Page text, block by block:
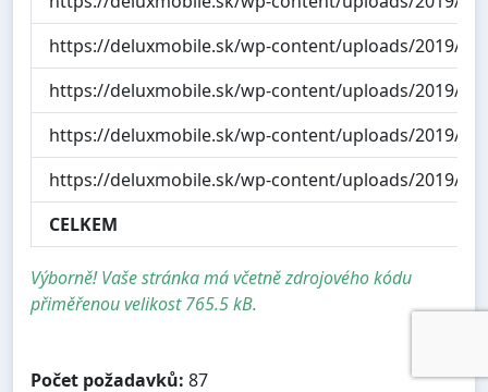
https://deluxmobile.sk/wp-content/uploads/2019/
https://deluxmobile.sk/wp-content/uploads/2019/
https://deluxmobile.sk/wp-content/uploads/2019/
https://deluxmobile.sk/wp-content/uploads/2019/
CELKEM
Výborně! Vaše stránka má včetně zdrojového kódu
přiměřenou velikost 765.5 kB.
Počet požadavků: 87